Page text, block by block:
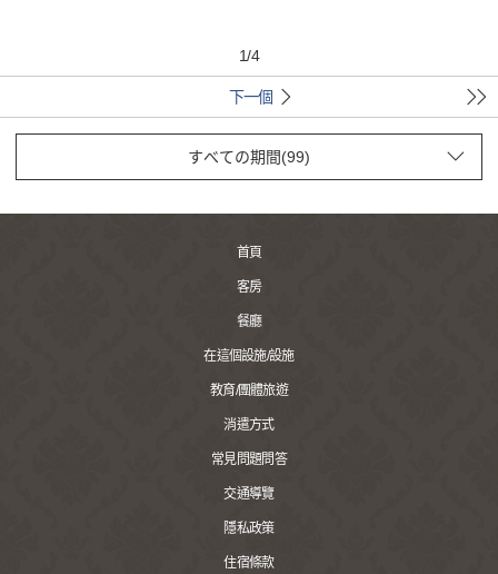
1/4
下一個
首頁
客房
餐廳
在這個設施/設施
教育/團體旅遊
消遣方式
常見問題問答
交通導覽
隱私政策
住宿條款